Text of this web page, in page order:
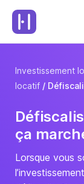
Investissement
locatif
ça
Lorsque vous